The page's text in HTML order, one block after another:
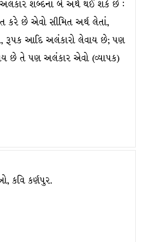
અલંકાર શબ્દના બે અર્થ થઈ શકે છે :
છે એવો સીમિત અર્થ લેતાં,
રૂપક આદિ અલંકારો લેવાય છે; પણ
છે તે પણ અલંકાર એવો (વ્યાપક)
કવિ કર્ણપુર.